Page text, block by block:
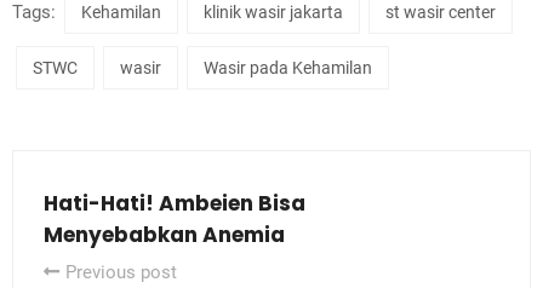
Tags: Kehamilan klinik wasir jakarta st wasir center
STWC wasir Wasir pada Kehamilan
Hati-Hati! Ambeien Bisa
Menyebabkan Anemia
Previous post